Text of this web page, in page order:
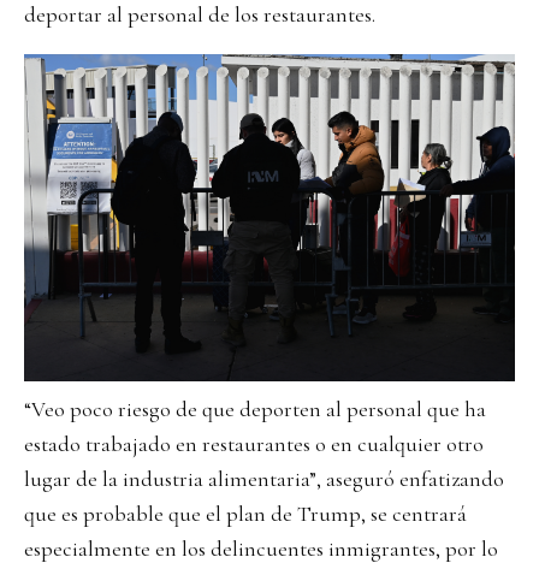
deportar al personal de los restaurantes.
“Veo poco riesgo de que deporten al personal que ha
estado trabajado en restaurantes o en cualquier otro
lugar de la industria alimentaria”, aseguró enfatizando
que es probable que el plan de Trump, se centrará
especialmente en los delincuentes inmigrantes, por lo